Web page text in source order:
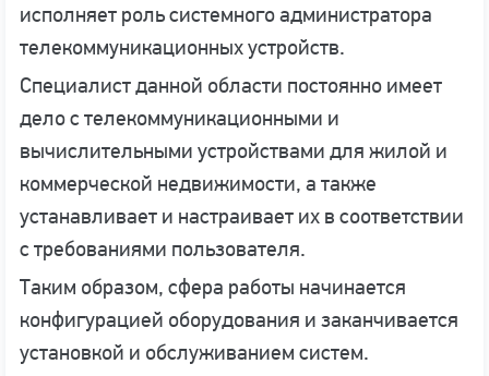
исполняет роль системного администратора
телекоммуникационных устройств.
Специалист данной области постоянно имеет
дело с телекоммуникационными и
вычислительными устройствами для жилой и
коммерческой недвижимости, а также
устанавливает и настраивает их в соответствии
с требованиями пользователя.
Таким образом, сфера работы начинается
конфигурацией оборудования и заканчивается
установкой и обслуживанием систем.